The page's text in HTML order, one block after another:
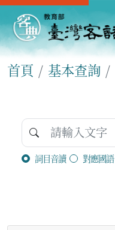
首頁 基本查詢
詞目音讀 對應國語